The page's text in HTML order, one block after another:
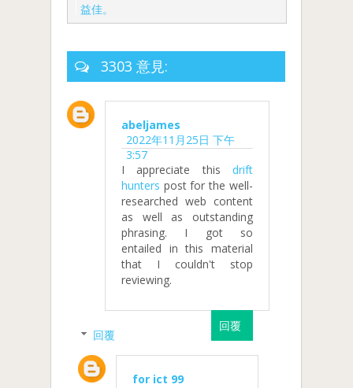
益佳。
3303 意見:
abeljames
2022年11月25日 下午
3:57
I appreciate this drift
hunters post for the well-
researched web content
as well as outstanding
phrasing. I got so
entailed in this material
that I couldn't stop
reviewing.
回覆
回覆
for ict 99